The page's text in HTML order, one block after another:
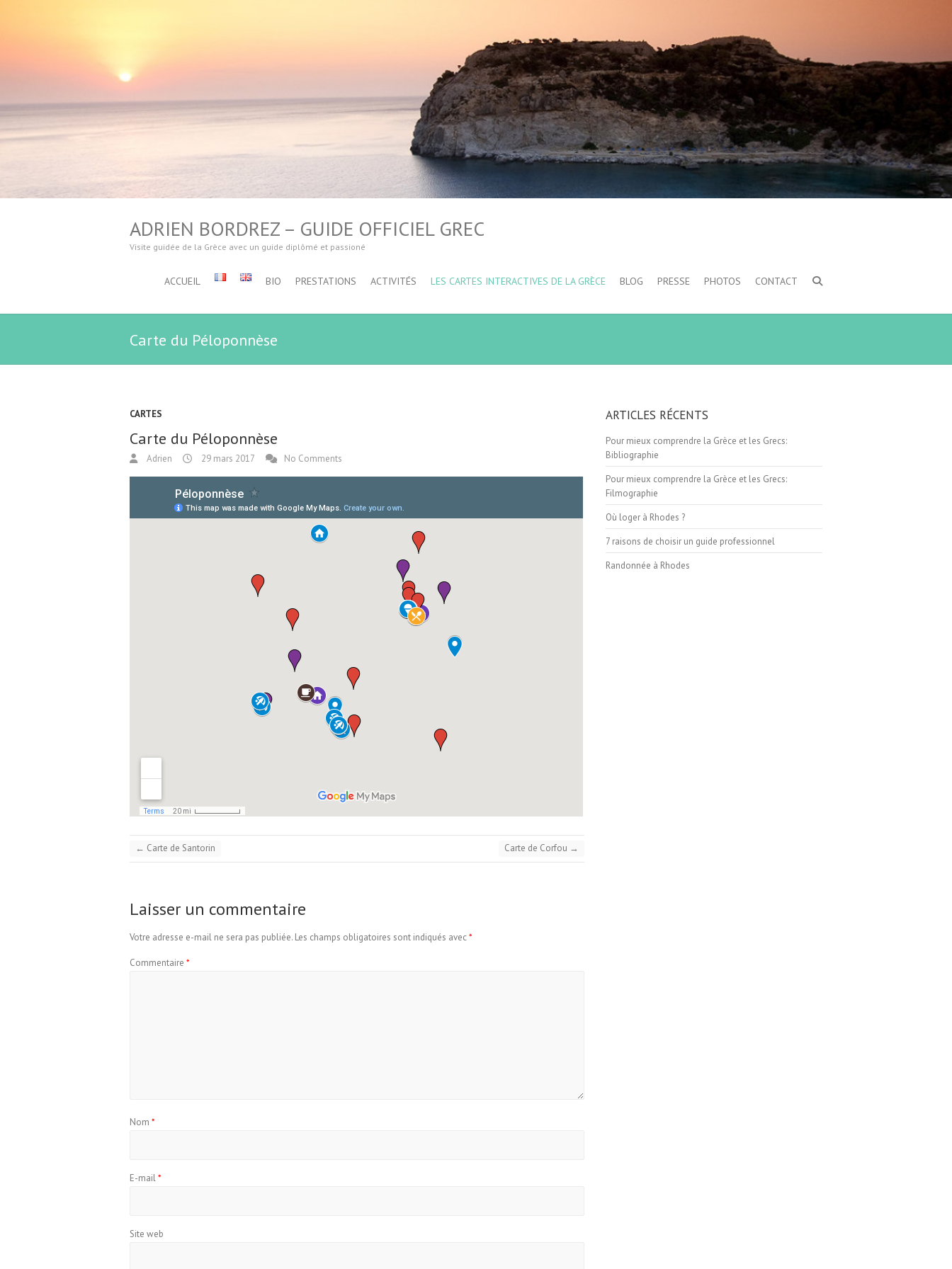
ADRIEN BORDREZ – GUIDE OFFICIEL GREC
Visite guidée de la Grèce avec un guide diplômé et passioné
ACCUEIL BIO PRESTATIONS ACTIVITÉS LES CARTES INTERACTIVES DE LA GRÈCE BLOG PRESSE PHOTOS CONTACT
Carte du Péloponnèse
CARTES
Carte du Péloponnèse
Adrien 29 mars 2017 No Comments
← Carte de Santorin Carte de Corfou →
Laisser un commentaire
Votre adresse e-mail ne sera pas publiée. Les champs obligatoires sont indiqués avec*
Commentaire *
Nom *
E-mail*
Site web
ARTICLES RÉCENTS
Pour mieux comprendre la Grèce et les Grecs:
Bibliographie
Pour mieux comprendre la Grèce et les Grecs:
Filmographie
Où loger à Rhodes ?
7 raisons de choisir un guide professionnel
Randonnée à Rhodes